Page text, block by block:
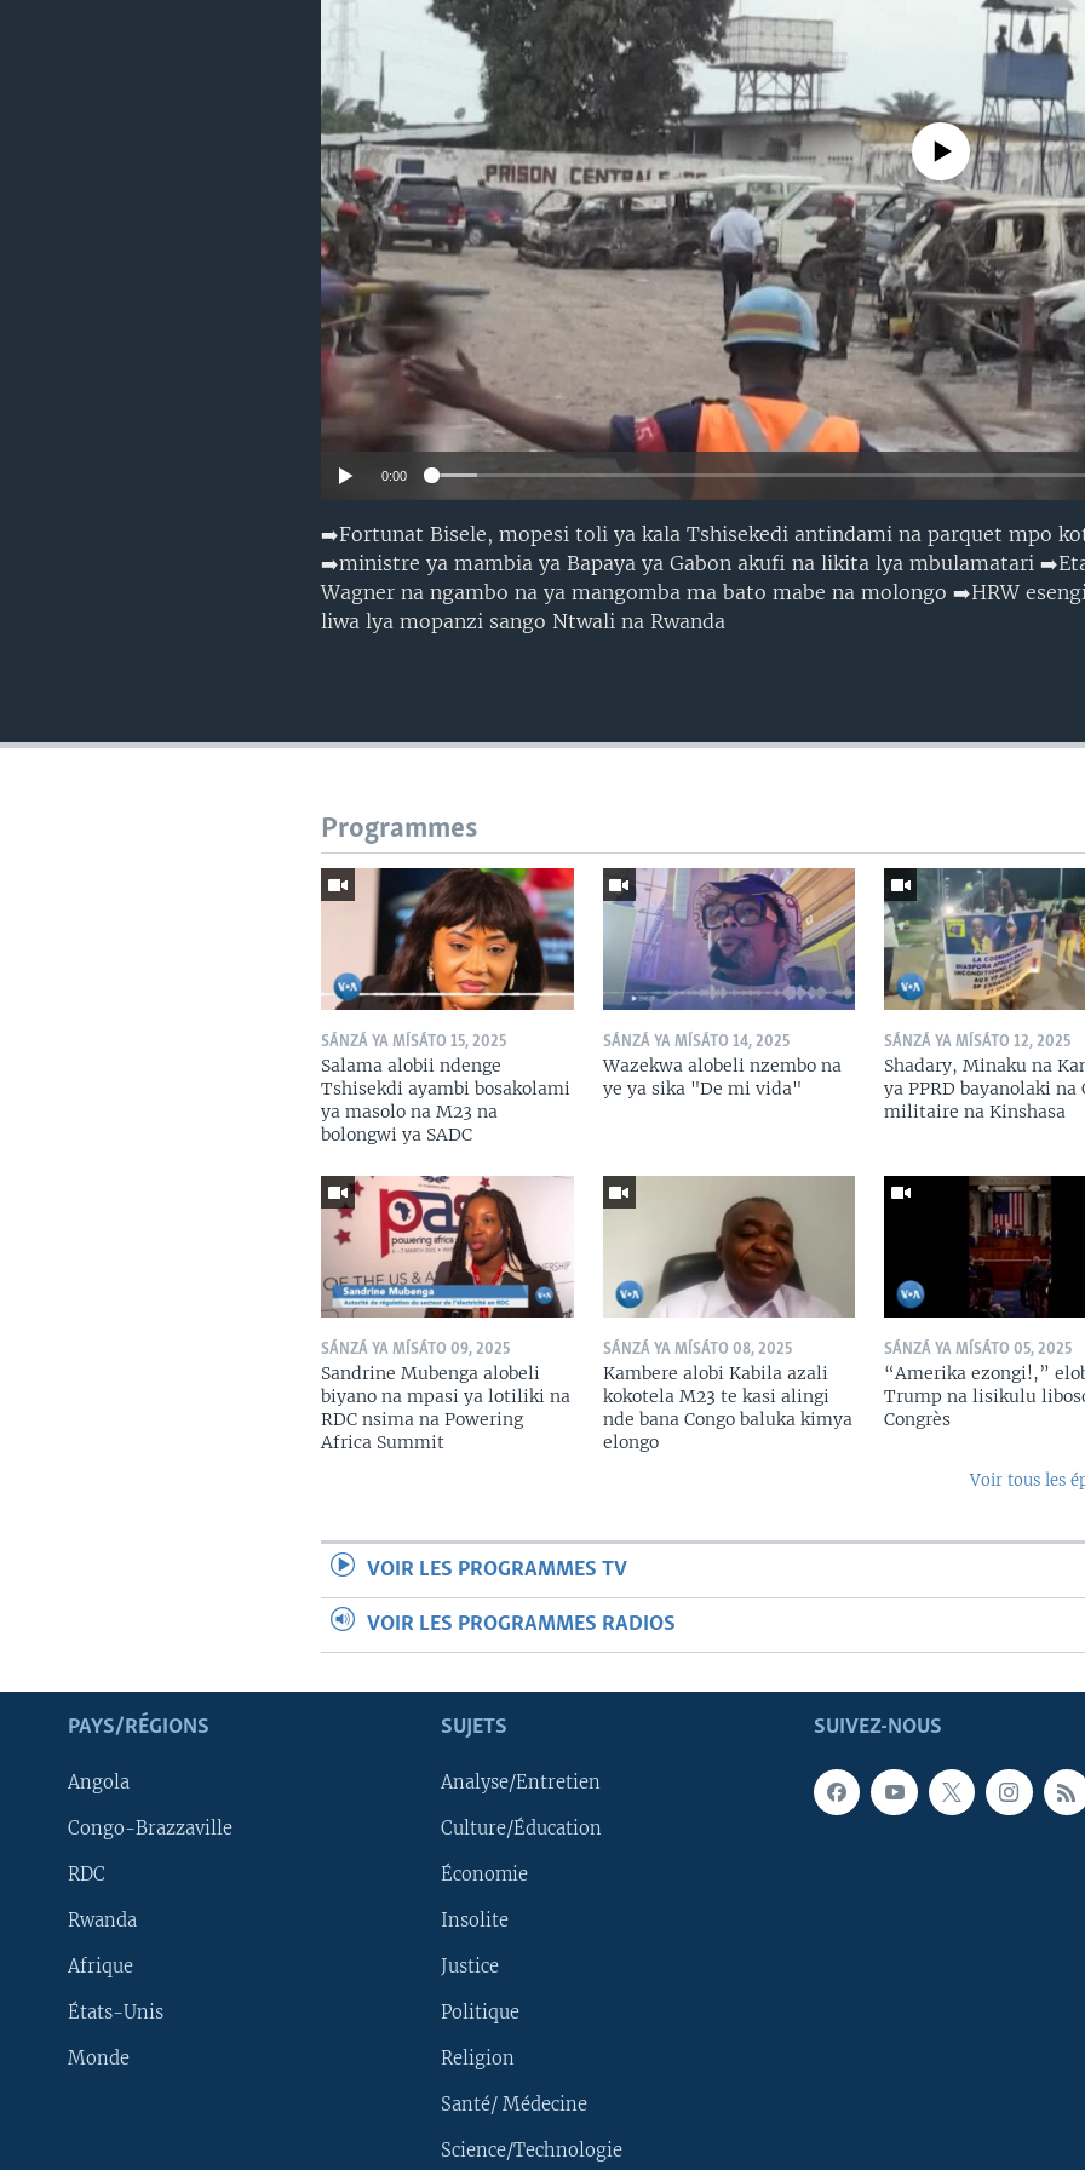
No media source currently
0:00
➡️Fortunat Bisele, mopesi toli ya kala Tshisekedi antindami na parquet mpo
➡️ministre ya mambia ya Bapaya ya Gabon akufi na likita lya mbulamatari
Wagner na ngambo na ya mangomba ma bato mabe na molongo ➡️HRW
liwa lya mopanzi sango Ntwali na Rwanda
Programmes
SÁNZÁ YA MÍSÁTO 15, 2025
Salama alobii ndenge
Tshisekdi ayambi bosakolami
ya masolo na M23 na
bolongwi ya SADC
SÁNZÁ YA MÍSÁTO 14, 2025
Wazekwa alobeli nzembo na
ye ya sika "De mi vida"
SÁNZÁ YA MÍSÁTO 12, 2025
Shadary, Minaku na
ya PPRD bayanolaki na
militaire na Kinshasa
SÁNZÁ YA MÍSÁTO 09, 2025
Sandrine Mubenga alobeli
biyano na mpasi ya lotiliki na
RDC nsima na Powering
Africa Summit
SÁNZÁ YA MÍSÁTO 08, 2025
Kambere alobi Kabila azali
kokotela M23 te kasi alingi
nde bana Congo baluka kimya
elongo
SÁNZÁ YA MÍSÁTO 05, 2025
“Amerika ezongi!,”
Trump na lisikulu
Congrès
Voir tous les
VOIR LES PROGRAMMES TV
VOIR LES PROGRAMMES RADIOS
SUIVEZ-NOUS
PAYS/RÉGIONS
Angola
Congo-Brazzaville
RDC
Rwanda
Afrique
États-Unis
Monde
SUJETS
Analyse/Entretien
Culture/Éducation
Économie
Insolite
Justice
Politique
Religion
Santé/ Médecine
Science/Technologie